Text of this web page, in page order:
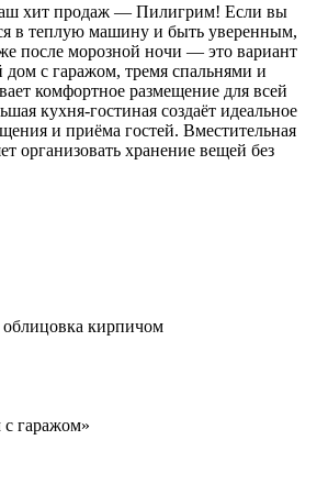
хит продаж — Пилигрим! Если вы
в теплую машину и быть уверенным,
после морозной ночи — это вариант
дом с гаражом, тремя спальнями и
комфортное размещение для всей
кухня-гостиная создаёт идеальное
и приёма гостей. Вместительная
организовать хранение вещей без
облицовка кирпичом
гаражом»